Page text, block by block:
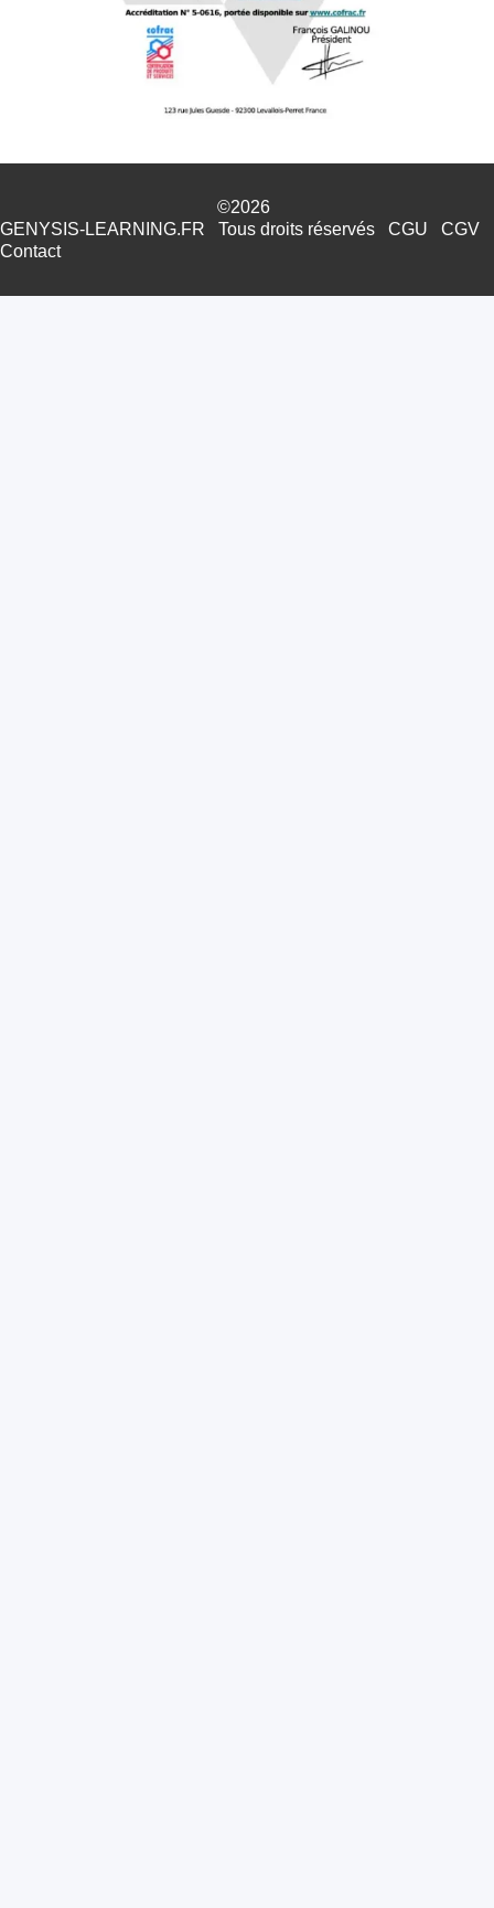
©2026
GENYSIS-LEARNING.FR
Tous droits réservés CGU
CGV
Contact